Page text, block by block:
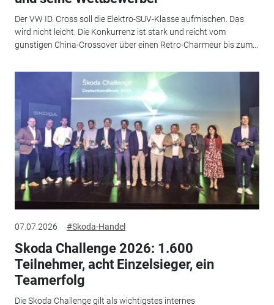
Der VW ID. Cross soll die Elektro-SUV-Klasse aufmischen. Das
wird nicht leicht: Die Konkurrenz ist stark und reicht vom
günstigen China-Crossover über einen Retro-Charmeur bis zum...
07.07.2026 #Skoda-Handel
Skoda Challenge 2026: 1.600
Teilnehmer, acht Einzelsieger, ein
Teamerfolg
Die Skoda Challenge gilt als wichtigstes internes